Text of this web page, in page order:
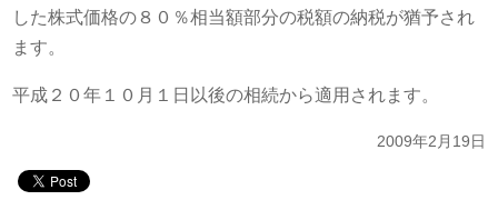
した株式価格の８０％相当額部分の税額の納税が猶予され
ます。
平成２０年１０月１日以後の相続から適用されます。
2009年2月19日